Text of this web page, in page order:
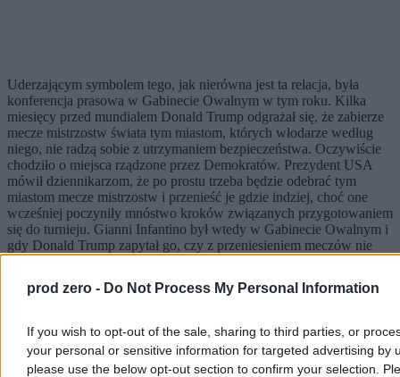
prod zero - Do Not Process My Personal Information
If you wish to opt-out of the sale, sharing to third parties, or
your personal or sensitive information for targeted advertising by
please use the below opt-out section to confirm your selection.
Uderzającym symbolem tego, jak nierówna jest ta relacja, była
konferencja prasowa w Gabinecie Owalnym w tym roku. Kilka
miesięcy przed mundialem Donald Trump odgrażał się, że zabierze
mecze mistrzostw świata tym miastom, których włodarze według
niego, nie radzą sobie z utrzymaniem bezpieczeństwa. Oczywiście
chodziło o miejsca rządzone przez Demokratów. Prezydent USA
mówił dziennikarzom, że po prostu trzeba będzie odebrać tym
miastom mecze mistrzostw i przenieść je gdzie indziej, choć one
wcześniej poczyniły mnóstwo kroków związanych przygotowaniem
się do turnieju. Gianni Infantino był wtedy w Gabinecie Owalnym i
gdy Donald Trump zapytał go, czy z przeniesieniem meczów nie
ale to była jedna z wielu sytuacji, gdzie szef FIFA pokazał, jaką ma
charakteru, tylko z przekonania, że jeżeli zrobi wszystko, czego
zechce Donald Trump, turniej bezproblemowo się odbędzie, a on
sobie spokojnie na nim zarobi.